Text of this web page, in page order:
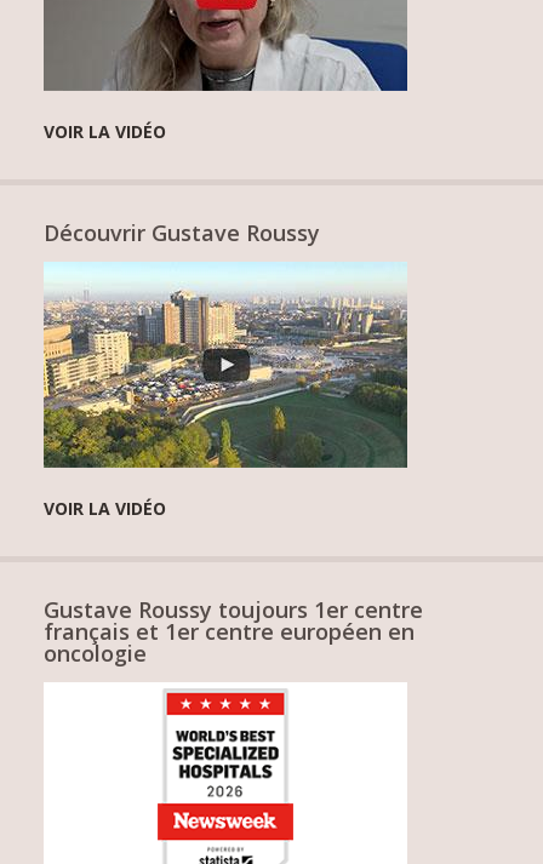
VOIR LA VIDÉO
Découvrir Gustave Roussy
VOIR LA VIDÉO
Gustave Roussy toujours 1er centre
français et 1er centre européen en
oncologie